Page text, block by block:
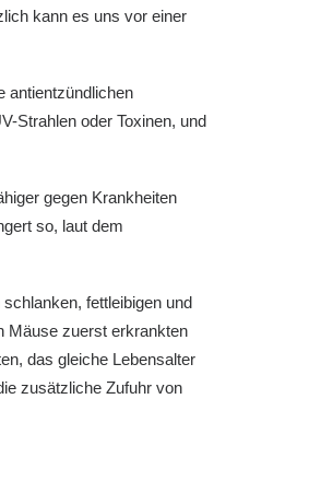
kann es uns vor einer
antientzündlichen
Strahlen oder Toxinen, und
gegen Krankheiten
so, laut dem
fettleibigen und
Mäuse zuerst erkrankten
das gleiche Lebensalter
zusätzliche Zufuhr von